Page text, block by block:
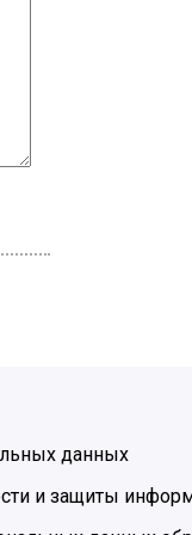
данных
и защиты